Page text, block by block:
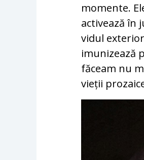
momente.
activează în
vidul
imunizează
făceam nu
vieții